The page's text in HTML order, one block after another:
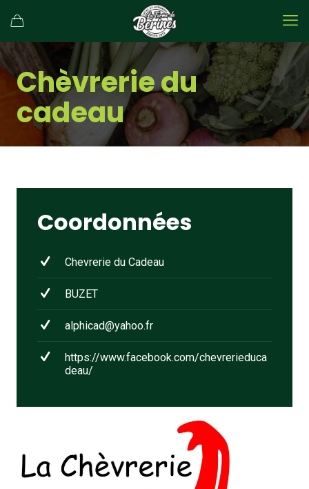
Chèvrerie du
cadeau
Coordonnées
Chevrerie du Cadeau
BUZET
alphicad@yahoo.fr
https://www.facebook.com/chevrerieduca
deau/